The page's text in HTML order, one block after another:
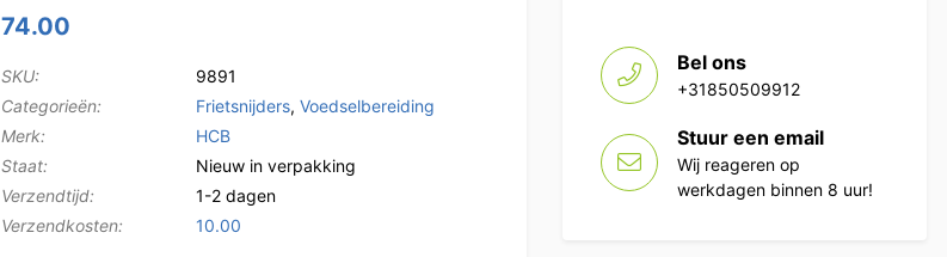
74.00
SKU:
9891
Categorieën:
Frietsnijders, Voedselbereiding
Merk:
HCB
Staat:
Nieuw in verpakking
Verzendtijd:
1-2 dagen
Verzendkosten:
10.00
Bel ons
+31850509912
Stuur een email
Wij reageren op
werkdagen binnen 8 uur!